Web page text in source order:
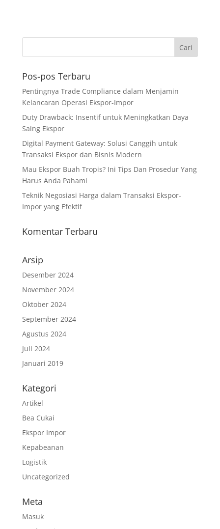
Pos-pos Terbaru
Pentingnya Trade Compliance dalam Menjamin
Kelancaran Operasi Ekspor-Impor
Duty Drawback: Insentif untuk Meningkatkan Daya
Saing Ekspor
Digital Payment Gateway: Solusi Canggih untuk
Transaksi Ekspor dan Bisnis Modern
Mau Ekspor Buah Tropis? Ini Tips Dan Prosedur Yang
Harus Anda Pahami
Teknik Negosiasi Harga dalam Transaksi Ekspor-
Impor yang Efektif
Komentar Terbaru
Arsip
Desember 2024
November 2024
Oktober 2024
September 2024
Agustus 2024
Juli 2024
Januari 2019
Kategori
Artikel
Bea Cukai
Ekspor Impor
Kepabeanan
Logistik
Uncategorized
Meta
Masuk